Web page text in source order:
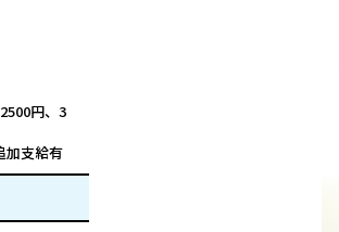
円、3
加支給有